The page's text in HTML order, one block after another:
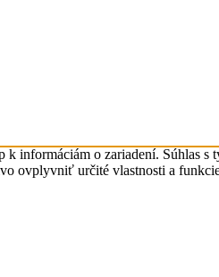
informáciám o zariadení. Súhlas
ovplyvniť určité vlastnosti a